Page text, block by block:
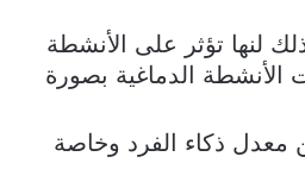
لنها تؤثر على الأنشطة
الأنشطة الدماغية بصورة
معدل ذكاء الفرد وخاصة